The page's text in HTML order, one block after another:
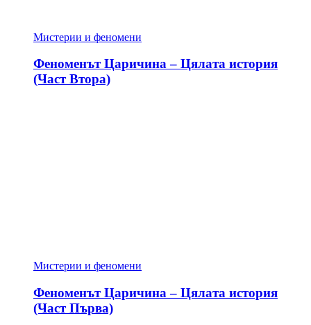
Мистерии и феномени
Феноменът Царичина – Цялата история
(Част Втора)
Мистерии и феномени
Феноменът Царичина – Цялата история
(Част Първа)